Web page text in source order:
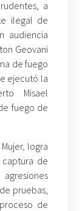
a
ilegal de
audiencia
Geovani
de fuego
ejecutó la
Misael
fuego de
logra
de
pruebas,
de